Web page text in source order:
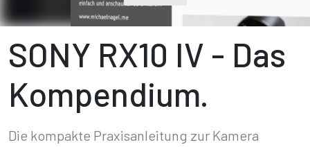
SONY RX10 IV - Das
Kompendium.
Die kompakte Praxisanleitung zur Kamera